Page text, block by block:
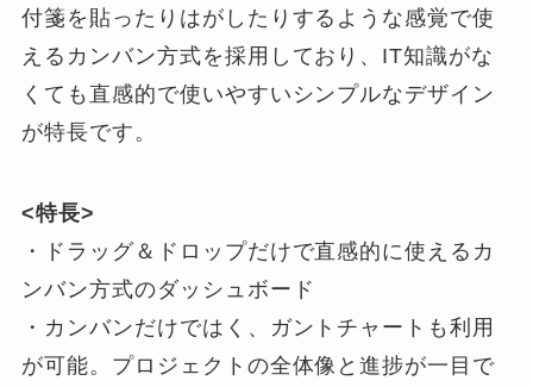
付箋を貼ったりはがしたりするような感覚で使
えるカンバン方式を採用しており、IT知識がな
くても直感的で使いやすいシンプルなデザイン
が特長です。
<特長>
・ドラッグ＆ドロップだけで直感的に使えるカ
ンバン方式のダッシュボード
・カンバンだけではく、ガントチャートも利用
が可能。プロジェクトの全体像と進捗が一目で